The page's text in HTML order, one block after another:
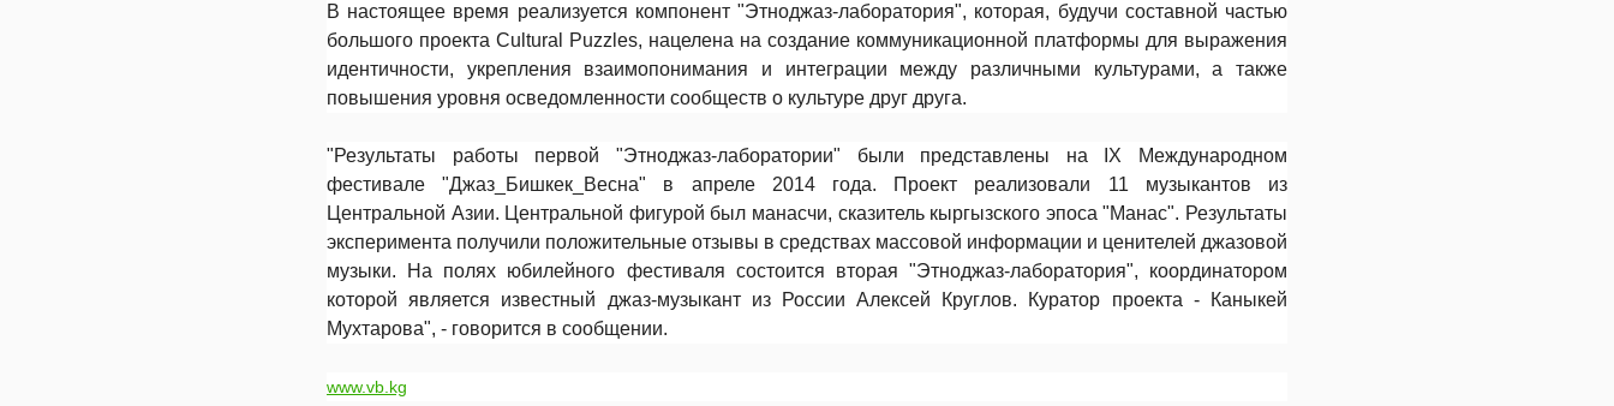
В настоящее время реализуется компонент "Этноджаз-лаборатория", которая, будучи составной частью
большого проекта Cultural Puzzles, нацелена на создание коммуникационной платформы для выражения
идентичности, укрепления взаимопонимания и интеграции между различными культурами, а также
повышения уровня осведомленности сообществ о культуре друг друга.
"Результаты работы первой "Этноджаз-лаборатории" были представлены на IX Международном
фестивале "Джаз_Бишкек_Весна" в апреле 2014 года. Проект реализовали 11 музыкантов из
Центральной Азии. Центральной фигурой был манасчи, сказитель кыргызского эпоса "Манас". Результаты
эксперимента получили положительные отзывы в средствах массовой информации и ценителей джазовой
музыки. На полях юбилейного фестиваля состоится вторая "Этноджаз-лаборатория", координатором
которой является известный джаз-музыкант из России Алексей Круглов. Куратор проекта - Каныкей
Мухтарова", - говорится в сообщении.
www.vb.kg